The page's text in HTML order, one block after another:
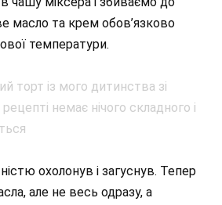
масло та крем обов’язково
температури.
охолонув і загуснув. Тепер
але не весь одразу, а